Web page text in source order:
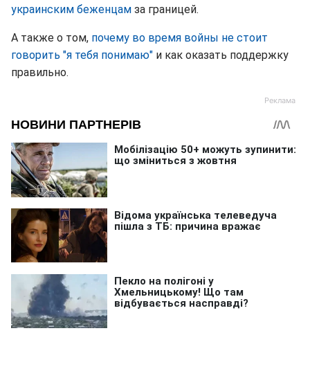
украинским беженцам за границей.
А также о том, почему во время войны не стоит
говорить "я тебя понимаю" и как оказать поддержку
правильно.